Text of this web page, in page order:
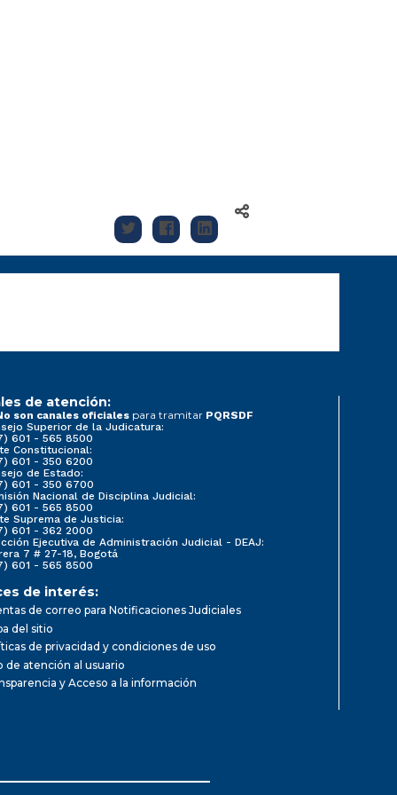
de atención:
son canales oficiales para tramitar PQRSDF
Superior de la Judicatura:
601 - 565 8500
Constitucional:
601 - 350 6200
de Estado:
601 - 350 6700
Nacional de Disciplina Judicial:
601 - 565 8500
Suprema de Justicia:
601 - 362 2000
Ejecutiva de Administración Judicial - DEAJ:
7 # 27-18, Bogotá
601 - 565 8500
de interés:
de correo para Notificaciones Judiciales
del sitio
de privacidad y condiciones de uso
de atención al usuario
y Acceso a la información